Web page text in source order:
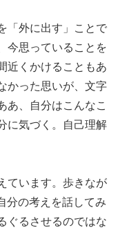
「外に出す」ことで
今思っていることを
近くかけることもあ
かった思いが、文字
あ、自分はこんなこ
に気づく。自己理解
ています。歩きなが
分の考えを話してみ
ぐるさせるのではな